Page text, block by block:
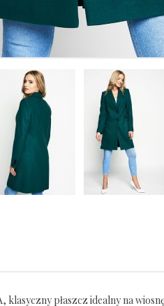
klasyczny płaszcz idealny na